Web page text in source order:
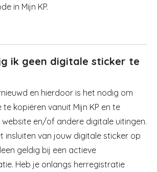
in Mijn KP.
ik geen digitale sticker te
en hierdoor is het nodig om
te kopiëren vanuit Mijn KP en te
en/of andere digitale uitingen.
insluiten van jouw digitale sticker op
geldig bij een actieve
Heb je onlangs herregistratie